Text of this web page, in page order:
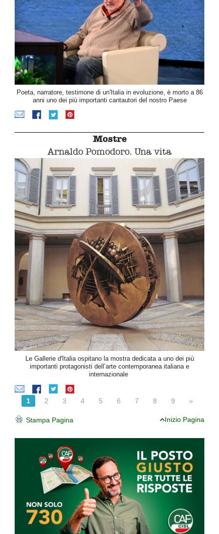
Poeta, narratore, testimone di un'Italia in evoluzione, è morto a 86
anni uno dei più importanti cantautori del nostro Paese
Mostre
Arnaldo Pomodoro. Una vita
Le Gallerie d'Italia ospitano la mostra dedicata a uno dei più
importanti protagonisti dell’arte contemporanea italiana e
internazionale
1 2 3 4 5 6 7 8 9 »
Stampa Pagina Inizio Pagina